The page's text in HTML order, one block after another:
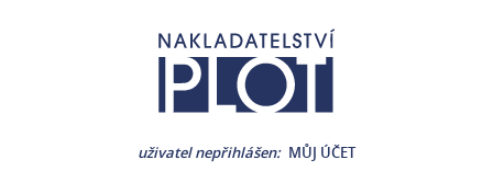
uživatel nepřihlášen MŮJ ÚČET